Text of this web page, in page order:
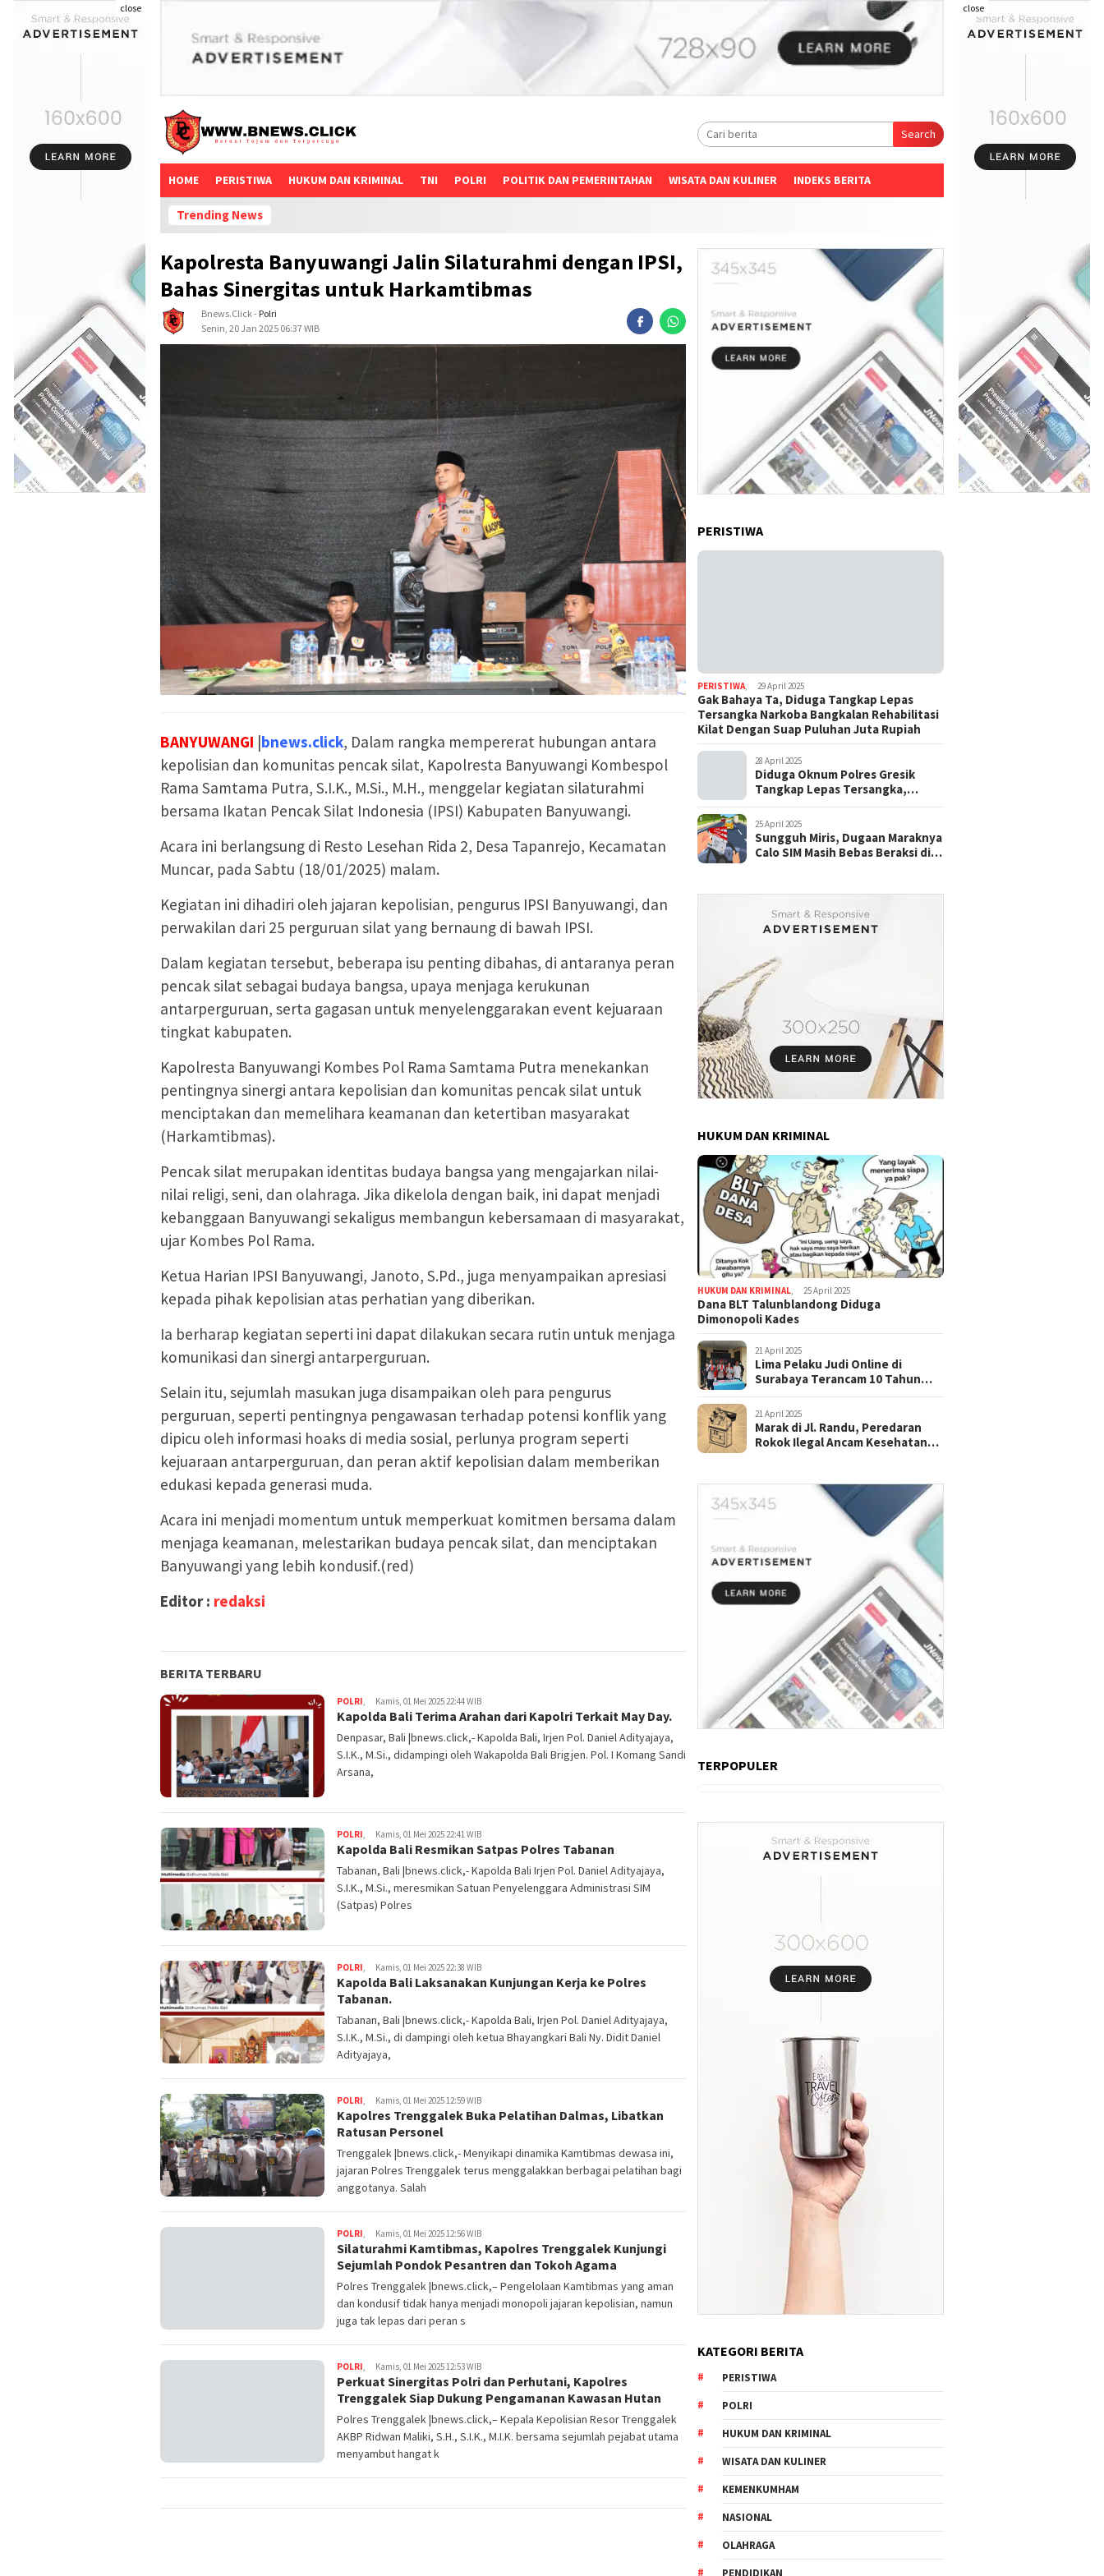
close close
Search
HOME PERISTIWA HUKUM DAN KRIMINAL TNI POLRI POLITIK DAN PEMERINTAHAN WISATA DAN KULINER INDEKS BERITA
Trending News
Kapolresta Banyuwangi Jalin Silaturahmi dengan IPSI,
Bahas Sinergitas untuk Harkamtibmas
Bnews.click- Polri
Senin, 20 Jan 2025 06:37 WIB
BANYUWANGI |bnews.click, Dalam rangka mempererat hubungan antara
kepolisian dan komunitas pencak silat, Kapolresta Banyuwangi Kombespol
Rama Samtama Putra, S.I.K., M.Si., M.H., menggelar kegiatan silaturahmi
bersama Ikatan Pencak Silat Indonesia (IPSI) Kabupaten Banyuwangi.
Acara ini berlangsung di Resto Lesehan Rida 2, Desa Tapanrejo, Kecamatan
Muncar, pada Sabtu (18/01/2025) malam.
Kegiatan ini dihadiri oleh jajaran kepolisian, pengurus IPSI Banyuwangi, dan
perwakilan dari 25 perguruan silat yang bernaung di bawah IPSI.
Dalam kegiatan tersebut, beberapa isu penting dibahas, di antaranya peran
pencak silat sebagai budaya bangsa, upaya menjaga kerukunan
antarperguruan, serta gagasan untuk menyelenggarakan event kejuaraan
tingkat kabupaten.
Kapolresta Banyuwangi Kombes Pol Rama Samtama Putra menekankan
pentingnya sinergi antara kepolisian dan komunitas pencak silat untuk
menciptakan dan memelihara keamanan dan ketertiban masyarakat
(Harkamtibmas).
Pencak silat merupakan identitas budaya bangsa yang mengajarkan nilai-
nilai religi, seni, dan olahraga. Jika dikelola dengan baik, ini dapat menjadi
kebanggaan Banyuwangi sekaligus membangun kebersamaan di masyarakat,
ujar Kombes Pol Rama.
Ketua Harian IPSI Banyuwangi, Janoto, S.Pd., juga menyampaikan apresiasi
kepada pihak kepolisian atas perhatian yang diberikan.
Ia berharap kegiatan seperti ini dapat dilakukan secara rutin untuk menjaga
komunikasi dan sinergi antarperguruan.
Selain itu, sejumlah masukan juga disampaikan oleh para pengurus
perguruan, seperti pentingnya pengawasan terhadap potensi konflik yang
dipicu oleh informasi hoaks di media sosial, perlunya program seperti
kejuaraan antarperguruan, dan peran aktif kepolisian dalam memberikan
edukasi kepada generasi muda.
Acara ini menjadi momentum untuk memperkuat komitmen bersama dalam
menjaga keamanan, melestarikan budaya pencak silat, dan menciptakan
Banyuwangi yang lebih kondusif.(red)
Editor : redaksi
BERITA TERBARU
POLRI, Kamis, 01 Mei 2025 22:44 WIB
Kapolda Bali Terima Arahan dari Kapolri Terkait May Day.
Denpasar, Bali |bnews.click,- Kapolda Bali, Irjen Pol. Daniel Adityajaya,
S.I.K., M.Si., didampingi oleh Wakapolda Bali Brigjen. Pol. I Komang Sandi
Arsana,
POLRI, Kamis, 01 Mei 2025 22:41 WIB
Kapolda Bali Resmikan Satpas Polres Tabanan
Tabanan, Bali |bnews.click,- Kapolda Bali Irjen Pol. Daniel Adityajaya,
S.I.K., M.Si., meresmikan Satuan Penyelenggara Administrasi SIM
(Satpas) Polres
POLRI, Kamis, 01 Mei 2025 22:38 WIB
Kapolda Bali Laksanakan Kunjungan Kerja ke Polres
Tabanan.
Tabanan, Bali |bnews.click,- Kapolda Bali, Irjen Pol. Daniel Adityajaya,
S.I.K., M.Si., di dampingi oleh ketua Bhayangkari Bali Ny. Didit Daniel
Adityajaya,
POLRI, Kamis, 01 Mei 2025 12:59 WIB
Kapolres Trenggalek Buka Pelatihan Dalmas, Libatkan
Ratusan Personel
Trenggalek |bnews.click,- Menyikapi dinamika Kamtibmas dewasa ini,
jajaran Polres Trenggalek terus menggalakkan berbagai pelatihan bagi
anggotanya. Salah
POLRI, Kamis, 01 Mei 2025 12:56 WIB
Silaturahmi Kamtibmas, Kapolres Trenggalek Kunjungi
Sejumlah Pondok Pesantren dan Tokoh Agama
Polres Trenggalek |bnews.click,– Pengelolaan Kamtibmas yang aman
dan kondusif tidak hanya menjadi monopoli jajaran kepolisian, namun
juga tak lepas dari peran s
POLRI, Kamis, 01 Mei 2025 12:53 WIB
Perkuat Sinergitas Polri dan Perhutani, Kapolres
Trenggalek Siap Dukung Pengamanan Kawasan Hutan
Polres Trenggalek |bnews.click,– Kepala Kepolisian Resor Trenggalek
AKBP Ridwan Maliki, S.H., S.I.K., M.I.K. bersama sejumlah pejabat utama
menyambut hangat k
PERISTIWA
PERISTIWA, 29 April 2025
Gak Bahaya Ta, Diduga Tangkap Lepas
Tersangka Narkoba Bangkalan Rehabilitasi
Kilat Dengan Suap Puluhan Juta Rupiah
28 April 2025
Diduga Oknum Polres Gresik
Tangkap Lepas Tersangka,
25 April 2025
Sungguh Miris, Dugaan Maraknya
Calo SIM Masih Bebas Beraksi di
HUKUM DAN KRIMINAL
HUKUM DAN KRIMINAL 25 April 2025
Dana BLT Talunblandong Diduga
Dimonopoli Kades
21 April 2025
Lima Pelaku Judi Online di
Surabaya Terancam 10 Tahun
21 April 2025
Marak di Jl. Randu, Peredaran
Rokok Ilegal Ancam Kesehatan
TERPOPULER
KATEGORI BERITA
PERISTIWA
POLRI
HUKUM DAN KRIMINAL
WISATA DAN KULINER
KEMENKUMHAM
NASIONAL
OLAHRAGA
PENDIDIKAN